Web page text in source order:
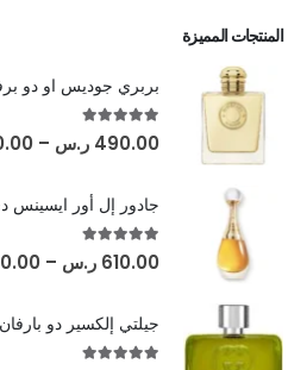
المنتجات المميزة
بربري جوديس او دو
5.00
out of 5
490.00 ر.س –
جادور إل أور ايسينس
5.00
out of 5
610.00 ر.س –
جيلتي إلكسير دو